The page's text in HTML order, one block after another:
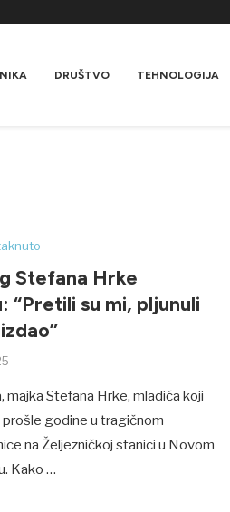
DRUŠTVO TEHNOLOGIJA
Stefana Hrke
“Pretili su mi, pljunuli
majka Stefana Hrke, mladića koji
godine u tragičnom
na Željezničkoj stanici u Novom
Kako …